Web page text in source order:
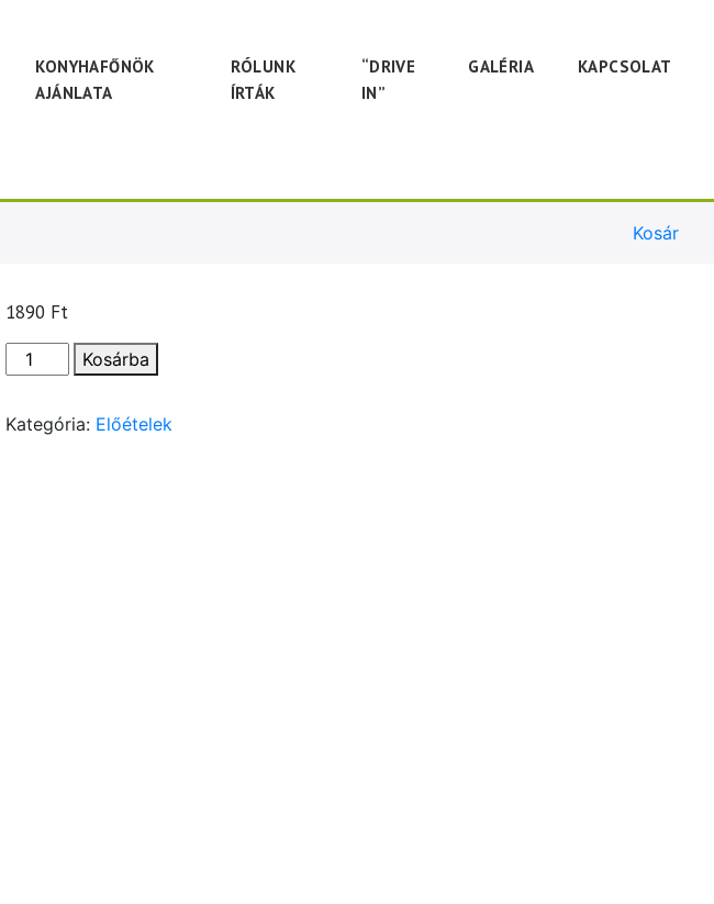
KONYHAFŐNÖK
AJÁNLATA
RÓLUNK
ÍRTÁK
“DRIVE
IN”
GALÉRIA KAPCSOLAT
Kosár
1890 Ft
Hortobágyi
húsos
(G,L)
Kosárba
Kategória: Előételek